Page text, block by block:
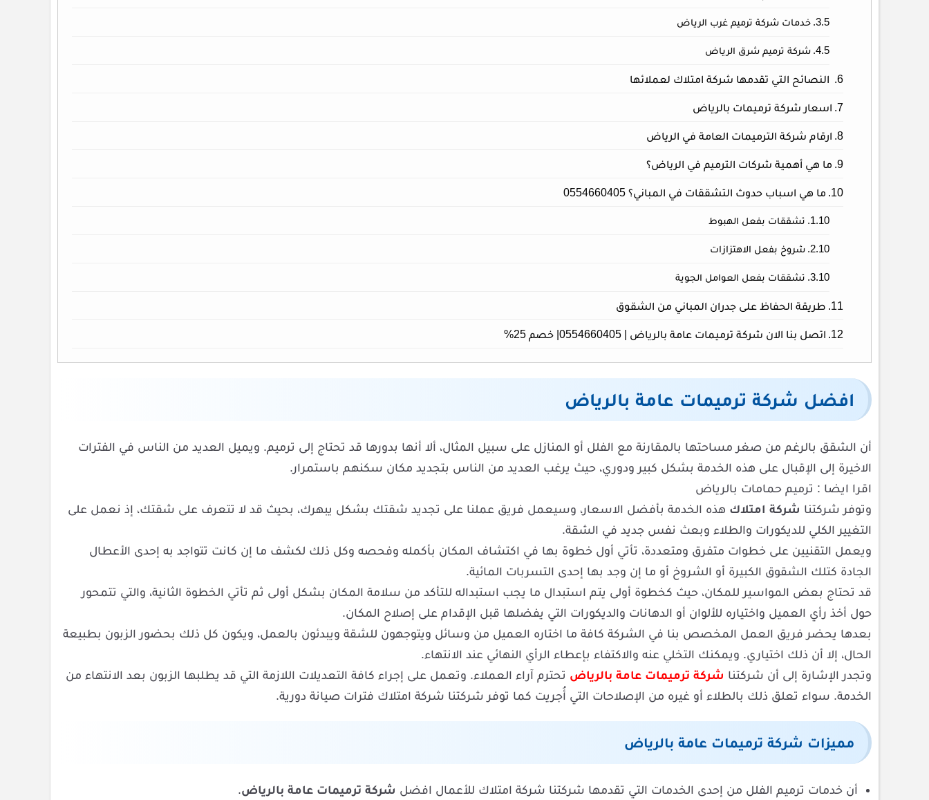
خدمات شركة ترميم غرب الرياض
شركة ترميم شرق الرياض
النصائح التي تقدمها شركة امتلاك لعملائها
اسعار شركة ترميمات بالرياض
ارقام شركة الترميمات العامة في الرياض
ما هي أهمية شركات الترميم في الرياض؟
ما هي اسباب حدوث التشققات في المباني؟ 0554660405
تشققات بفعل الهبوط
شروخ بفعل الاهتزازات
تشققات بفعل العوامل الجوية
طريقة الحفاظ على جدران المباني من الشقوق
اتصل بنا الان شركة ترميمات عامة بالرياض | 0554660405| خصم 25%
افضل شركة ترميمات عامة بالرياض
أن الشقق بالرغم من صغر مساحتها بالمقارنة مع الفلل أو المنازل على سبيل المثال، ألا أنها بدورها قد تحتاج إلى ترميم. ويميل العديد من الناس في الفترات
الاخيرة إلى الإقبال على هذه الخدمة بشكل كبير ودوري، حيث يرغب العديد من الناس بتجديد مكان سكنهم باستمرار.
اقرا ايضا : ترميم حمامات بالرياض
وتوفر شركتنا شركة امتلاك هذه الخدمة بأفضل الاسعار، وسيعمل فريق عملنا على تجديد شقتك بشكل يبهرك، بحيث قد لا تتعرف على شقتك، إذ نعمل على
التغيير الكلي للديكورات والطلاء وبعث نفس جديد في الشقة.
ويعمل التقنيين على خطوات متفرق ومتعددة، تأتي أول خطوة بها في اكتشاف المكان بأكمله وفحصه وكل ذلك لكشف ما إن كانت تتواجد به إحدى الأعطال
الجادة كتلك الشقوق الكبيرة أو الشروخ أو ما إن وجد بها إحدى التسربات المائية.
قد تحتاج بعض المواسير للمكان، حيث كخطوة أولى يتم استبدال ما يجب استبداله للتأكد من سلامة المكان بشكل أولى ثم تأتي الخطوة الثانية، والتي تتمحور
حول أخذ رأي العميل واختياره للألوان أو الدهانات والديكورات التي يفضلها قبل الإقدام على إصلاح المكان.
بعدها يحضر فريق العمل المخصص بنا في الشركة كافة ما اختاره العميل من وسائل ويتوجهون للشقة ويبدئون بالعمل، ويكون كل ذلك بحضور الزبون بطبيعة
الحال، إلا أن ذلك اختياري. ويمكنك التخلي عنه والاكتفاء بإعطاء الرأي النهائي عند الانتهاء.
وتجدر الإشارة إلى أن شركتنا شركة ترميمات عامة بالرياض تحترم آراء العملاء. وتعمل على إجراء كافة التعديلات اللازمة التي قد يطلبها الزبون بعد الانتهاء من
الخدمة. سواء تعلق ذلك بالطلاء أو غيره من الإصلاحات التي أُجريت كما توفر شركتنا شركة امتلاك فترات صيانة دورية.
مميزات شركة ترميمات عامة بالرياض
أن خدمات ترميم الفلل من إحدى الخدمات التي تقدمها شركتنا شركة امتلاك للأعمال افضل شركة ترميمات عامة بالرياض.